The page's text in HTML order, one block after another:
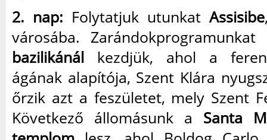
2. nap: Folytatjuk utunkat Assisibe
városába.
bazilikánál kezdjük, ahol a
ágának alapítója, Szent Klára
őrzik azt a feszületet, mely Szent
Következő állomásunk a Santa